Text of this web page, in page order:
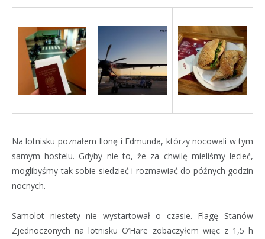
Na lotnisku poznałem Ilonę i Edmunda, którzy nocowali w tym
samym hostelu. Gdyby nie to, że za chwilę mieliśmy lecieć,
moglibyśmy tak sobie siedzieć i rozmawiać do późnych godzin
nocnych.
Samolot niestety nie wystartował o czasie. Flagę Stanów
Zjednoczonych na lotnisku O’Hare zobaczyłem więc z 1,5 h